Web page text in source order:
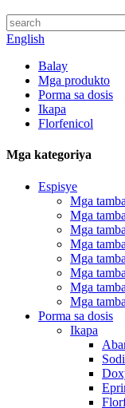
English
Balay
Mga produkto
Porma sa dosis
Ikapa
Florfenicol
Mga kategoriya
Espisye
Mga
Mga
Mga
Mga
Mga
Mga
Mga
Mga
Porma sa dosis
Ikapa